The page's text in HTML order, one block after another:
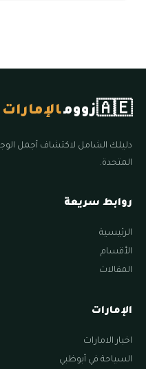
🇦🇪زوومالإمارات
دليلك الشامل لاكتشاف أجمل
المتحدة.
روابط سريعة
الرئيسية
الأقسام
المقالات
الإمارات
اخبار الامارات
السياحة في أبوظبي